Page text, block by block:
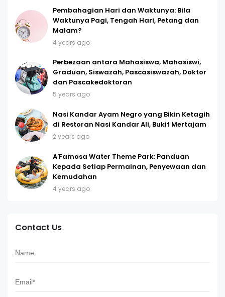
Pembahagian Hari dan Waktunya: Bila
Waktunya Pagi, Tengah Hari, Petang dan
Malam?
4 years ago
Perbezaan antara Mahasiswa, Mahasiswi,
Graduan, Siswazah, Pascasiswazah, Doktor
dan Pascakedoktoran
5 years ago
Nasi Kandar Ayam Negro yang Bikin Ketagih
di Restoran Nasi Kandar Ali, Bukit Mertajam
2 years ago
A'Famosa Water Theme Park: Panduan
Kepada Setiap Permainan, Penyewaan dan
Kemudahan
4 years ago
Contact Us